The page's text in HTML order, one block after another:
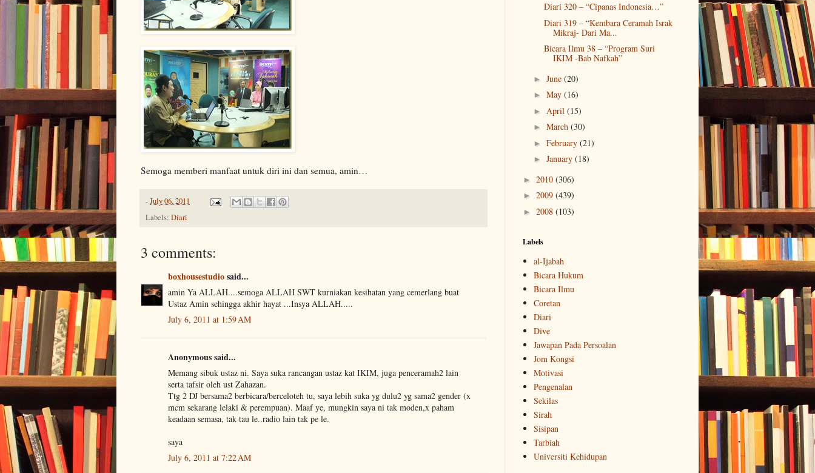
Semoga memberi manfaat untuk diri ini dan semua, amin…
-July 06, 2011
Labels: Diari
3 comments:
boxhousestudiosaid...
amin Ya ALLAH....semoga ALLAH SWT kurniakan kesihatan yang cemerlang buat
Ustaz Amin sehingga akhir hayat ...Insya ALLAH.....
July 6, 2011 at 1:59 AM
Anonymous said...
Memang sibuk ustaz ni. Saya suka rancangan ustaz kat IKIM, juga penceramah2 lain
serta tafsir oleh ust Zahazan.
Ttg 2 DJ bersama2 berbicara/berceloteh tu, saya lebih suka yg dulu2 yg sama2 gender (x
mcm sekarang lelaki & perempuan). Maaf ye, mungkin saya ni tak moden,x paham
keadaan semasa, tak tau le..radio lain tak pe le.
saya
July 6, 2011 at 7:22 AM
Diari 320 – “Cipanas Indonesia…”
Diari 319 – “Kembara Ceramah Israk
Mikraj- Dari Ma...
Bicara Ilmu 38 – “Program Suri
IKIM -Bab Nafkah”
► June (20)
► May (16)
► April (15)
► March (30)
► February (21)
► January (18)
► 2010 (306)
► 2009 (439)
► 2008 (103)
Labels
al-Ijabah
Bicara Hukum
Bicara Ilmu
Coretan
Diari
Dive
Jawapan Pada Persoalan
Jom Kongsi
Motivasi
Pengenalan
Sekilas
Sirah
Sisipan
Tarbiah
Universiti Kehidupan